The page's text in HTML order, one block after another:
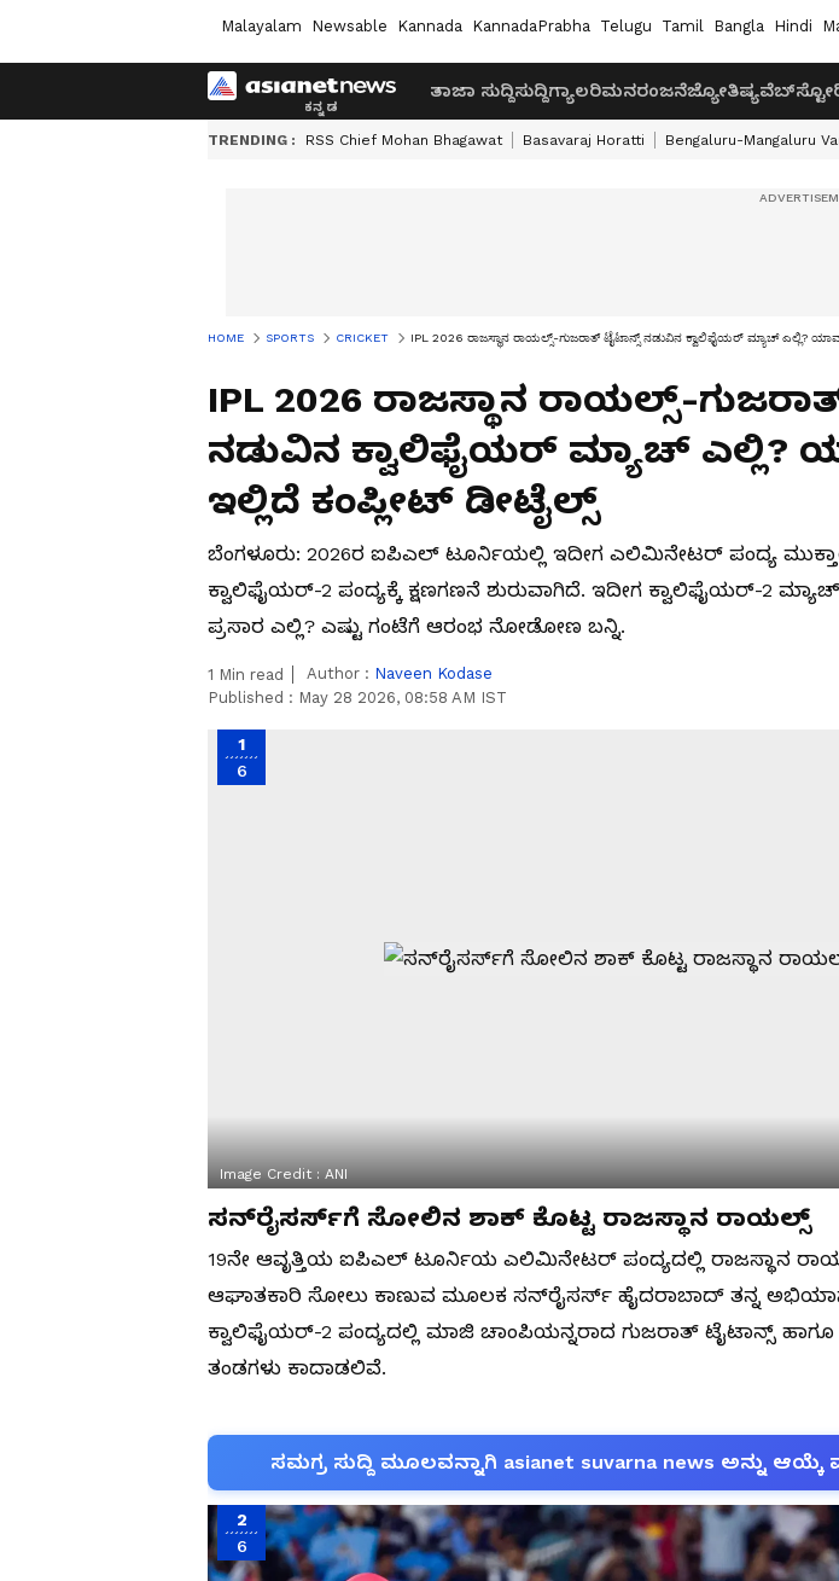
Malayalam Newsable Kannada KannadaPrabha Telugu Tamil Bangla Hindi
ತಾಜಾ ಸುದ್ದಿಸುದ್ದಿಗ್ಯಾಲರಿಮನರಂಜನೆಜ್ಯೋತಿಷ್ಯ
TRENDING : RSS Chief Mohan Bhagawat Basavaraj Horatti Bengaluru-Mangaluru
HOME SPORTS CRICKET IPL 2026 ರಾಜಸ್ಥಾನ ರಾಯಲ್ಸ್-ಗುಜರಾತ್ ಟೈಟಾನ್ಸ್ ನಡುವಿನ ಕ್ವಾಲಿಫೈಯರ್ ಮ್ಯಾಚ್ ಎಲ್ಲಿ?
IPL 2026 ರಾಜಸ್ಥಾನ ರಾಯಲ್ಸ್-
ನಡುವಿನ ಕ್ವಾಲಿಫೈಯರ್ ಮ್ಯಾಚ್ ಎಲ್ಲಿ?
ಇಲ್ಲಿದೆ ಕಂಪ್ಲೀಟ್ ಡೀಟೈಲ್ಸ್
ಬೆಂಗಳೂರು: 2026ರ ಐಪಿಎಲ್ ಟೂರ್ನಿಯಲ್ಲಿ ಇದೀಗ ಎಲಿಮಿನೇಟರ್ ಪಂದ್ಯ
ಕ್ವಾಲಿಫೈಯರ್-2 ಪಂದ್ಯಕ್ಕೆ ಕ್ಷಣಗಣನೆ ಶುರುವಾಗಿದೆ. ಇದೀಗ ಕ್ವಾಲಿಫೈಯರ್-2
ಪ್ರಸಾರ ಎಲ್ಲಿ? ಎಷ್ಟು ಗಂಟೆಗೆ ಆರಂಭ ನೋಡೋಣ ಬನ್ನಿ.
1 Min read Author : Naveen Kodase
Published : May 28 2026, 08:58 AM IST
1
6
Image Credit : ANI
ಸನ್‌ರೈಸರ್ಸ್‌ಗೆ ಸೋಲಿನ ಶಾಕ್ ಕೊಟ್ಟ ರಾಜಸ್ಥಾನ ರಾಯಲ್ಸ್
19ನೇ ಆವೃತ್ತಿಯ ಐಪಿಎಲ್ ಟೂರ್ನಿಯ ಎಲಿಮಿನೇಟರ್ ಪಂದ್ಯದಲ್ಲಿ ರಾಜಸ್ಥಾನ
ಆಘಾತಕಾರಿ ಸೋಲು ಕಾಣುವ ಮೂಲಕ ಸನ್‌ರೈಸರ್ಸ್ ಹೈದರಾಬಾದ್ ತನ್ನ
ಕ್ವಾಲಿಫೈಯರ್-2 ಪಂದ್ಯದಲ್ಲಿ ಮಾಜಿ ಚಾಂಪಿಯನ್ನರಾದ ಗುಜರಾತ್ ಟೈಟಾನ್ಸ್
ತಂಡಗಳು ಕಾದಾಡಲಿವೆ.
ಸಮಗ್ರ ಸುದ್ದಿ ಮೂಲವನ್ನಾಗಿ asianet suvarna news ಅನ್ನು ಆಯ್ಕೆ
2
6